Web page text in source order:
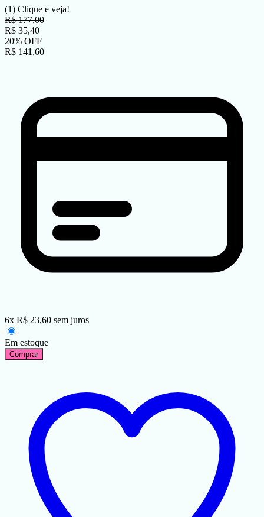
(1) Clique e veja!
R$177,00
R$ 35,40
20% OFF
R$ 141,60
6x R$ 23,60 sem juros
Em estoque
Comprar